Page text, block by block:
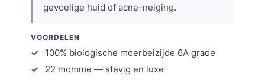
gevoelige huid of acne-neiging.
VOORDELEN
100% biologische moerbeizijde 6A grade
22 momme — stevig en luxe